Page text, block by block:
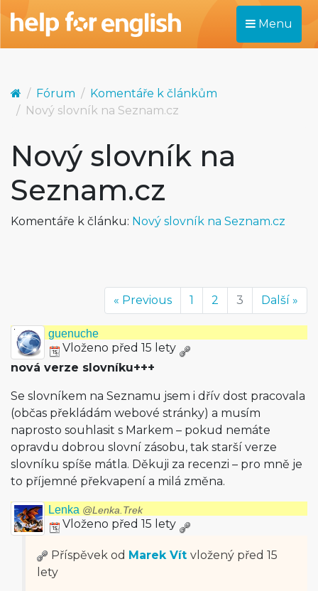
Menu
Fórum
Komentáře k článkům
Nový slovník na Seznam.cz
Nový slovník na
Seznam.cz
Komentáře k článku: Nový slovník na Seznam.cz
« Previous 1 2 3 Další »
guenuche
Vloženo před 15 lety
nová verze slovníku+++
Se slovníkem na Seznamu jsem i dřív dost pracovala
(občas překládám webové stránky) a musím
naprosto souhlasit s Markem – pokud nemáte
opravdu dobrou slovní zásobu, tak starší verze
slovníku spíše mátla. Děkuji za recenzi – pro mně je
to příjemné překvapení a milá změna.
Lenka @Lenka.Trek
Vloženo před 15 lety
Příspěvek od Marek Vít vložený před 15
lety